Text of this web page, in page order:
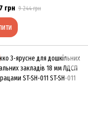
грн 9 244 грн